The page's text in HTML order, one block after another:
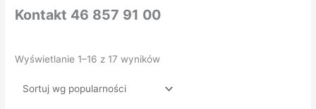
Kontakt 46 857 91 00
Wyświetlanie 1–16 z 17 wyników